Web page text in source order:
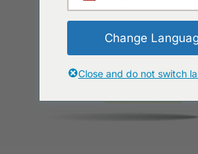
Change
Close and do not switch